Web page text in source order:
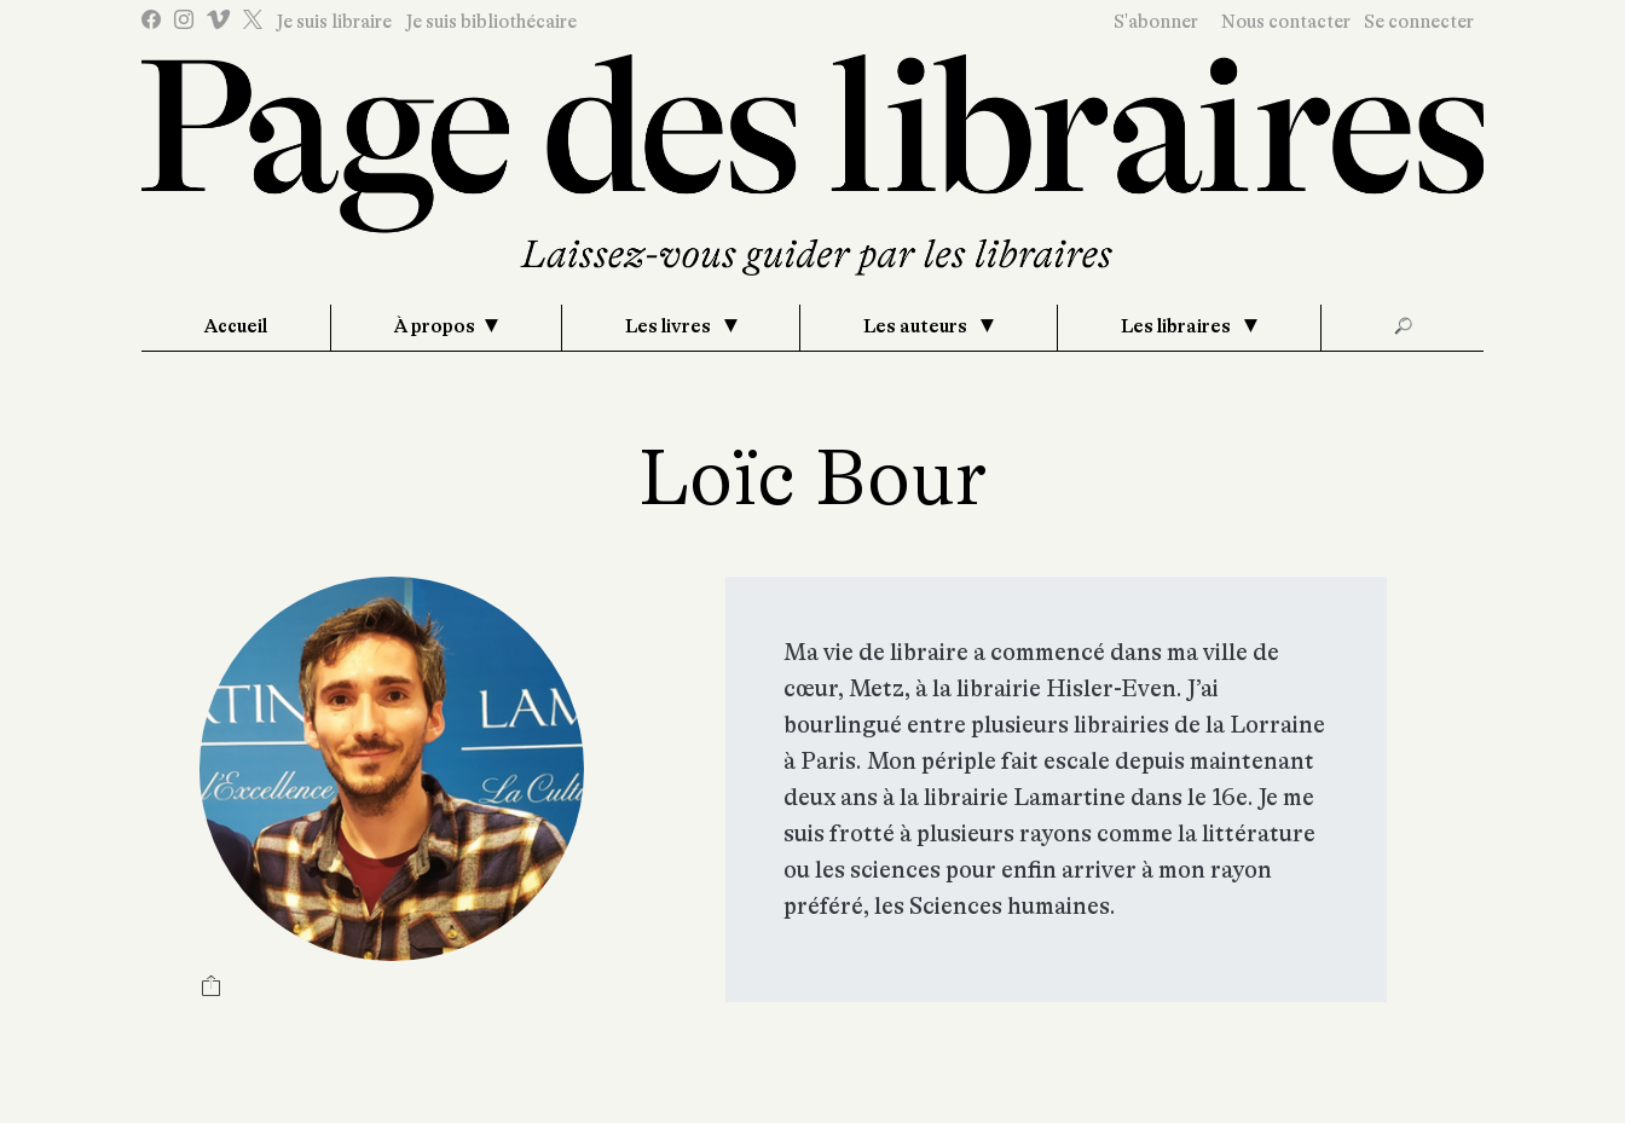
Je suis libraire Je suis bibliothécaire S'abonner Nous contacter Se connecter
Accueil À propos Les livres Les auteurs Les libraires 🔎
Loïc Bour
Ma vie de libraire a commencé dans ma ville de
cœur, Metz, à la librairie Hisler-Even. J’ai
bourlingué entre plusieurs librairies de la Lorraine
à Paris. Mon périple fait escale depuis maintenant
deux ans à la librairie Lamartine dans le 16e. Je me
suis frotté à plusieurs rayons comme la littérature
ou les sciences pour enfin arriver à mon rayon
préféré, les Sciences humaines.